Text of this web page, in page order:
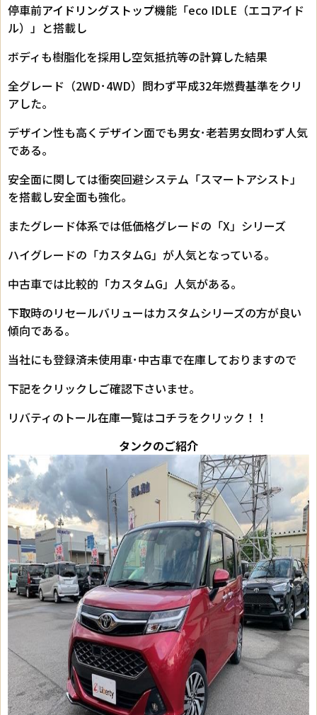
停車前アイドリングストップ機能「eco IDLE（エコアイド
ル）」と搭載し
ボディも樹脂化を採用し空気抵抗等の計算した結果
全グレード（2WD･4WD）問わず平成32年燃費基準をクリ
アした。
デザイン性も高くデザイン面でも男女･老若男女問わず人気
である。
安全面に関しては衝突回避システム「スマートアシスト」
を搭載し安全面も強化。
またグレード体系では低価格グレードの「X」シリーズ
ハイグレードの「カスタムG」が人気となっている。
中古車では比較的「カスタムG」人気がある。
下取時のリセールバリューはカスタムシリーズの方が良い
傾向である。
当社にも登録済未使用車･中古車で在庫しておりますので
下記をクリックしご確認下さいませ。
リバティのトール在庫一覧はコチラをクリック！！
タンクのご紹介